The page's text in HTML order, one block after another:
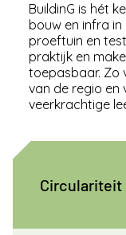
BuildinG is hét
bouw en infra
proeftuin en
praktijk en
toepasbaar. Zo
van de regio en
veerkrachtige
Circulariteit